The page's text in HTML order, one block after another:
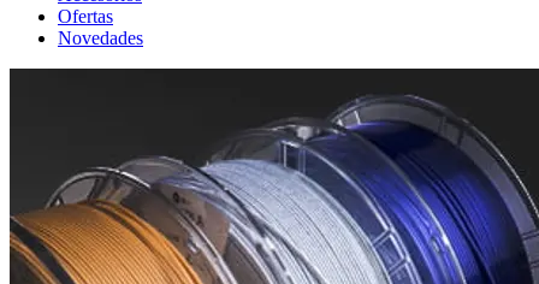
Ofertas
Novedades